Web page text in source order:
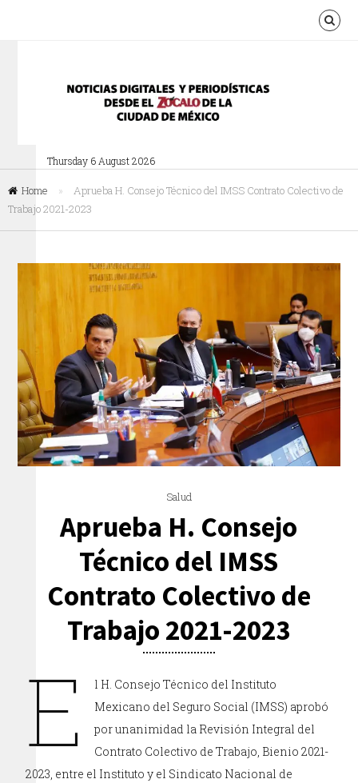
Thursday 6 August 2026
Home »
Aprueba H. Consejo Técnico del IMSS Contrato Colectivo de
Trabajo 2021-2023
Salud
Aprueba H. Consejo
Técnico del IMSS
Contrato Colectivo de
Trabajo 2021-2023
E
l H. Consejo Técnico del Instituto
Mexicano del Seguro Social (IMSS) aprobó
por unanimidad la Revisión Integral del
Contrato Colectivo de Trabajo, Bienio 2021-
2023, entre el Instituto y el Sindicato Nacional de